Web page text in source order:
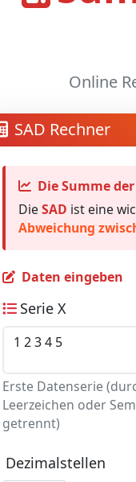
Online
SAD Rechner
Die Summe
Die SAD ist eine
Abweichung
Daten eingeben
Serie X
Erste Datenserie
Leerzeichen oder
getrennt)
Dezimalstellen